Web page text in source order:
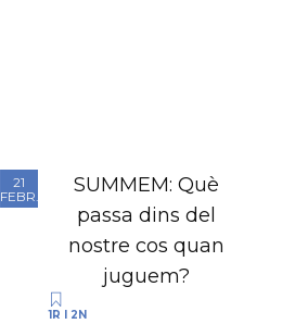
21
FEBR.
SUMMEM: Què
passa dins del
nostre cos quan
juguem?
1R I 2N